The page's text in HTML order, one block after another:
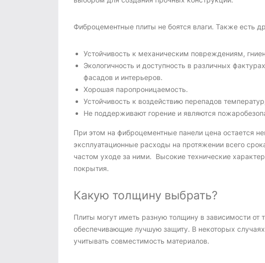
Фиброцементные плиты не боятся влаги. Также есть
Устойчивость к механическим повреждениям,
Экологичность и доступность в различных
фасадов и интерьеров.
Хорошая паропроницаемость.
Устойчивость к воздействию перепадов
Не поддерживают горение и являются
При этом на фиброцементные панели цена остается
эксплуатационные расходы на протяжении всего
частом уходе за ними. Высокие технические
покрытия.
Какую толщину выбрать?
Плиты могут иметь разную толщину в зависимости от
обеспечивающие лучшую защиту. В некоторых
учитывать совместимость материалов.